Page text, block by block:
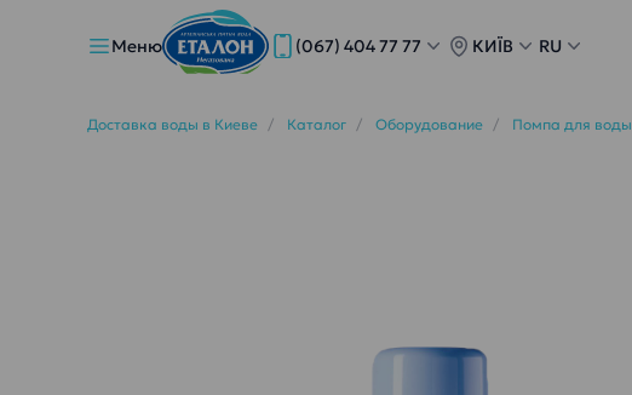
Меню (067) 404 77 77 КИЇВ RU
Доставка воды в Киеве Каталог Оборудование Помпа для воды